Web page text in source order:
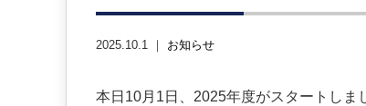
2025.10.1 ｜ お知らせ
本日10月1日、2025年度がスタートしま